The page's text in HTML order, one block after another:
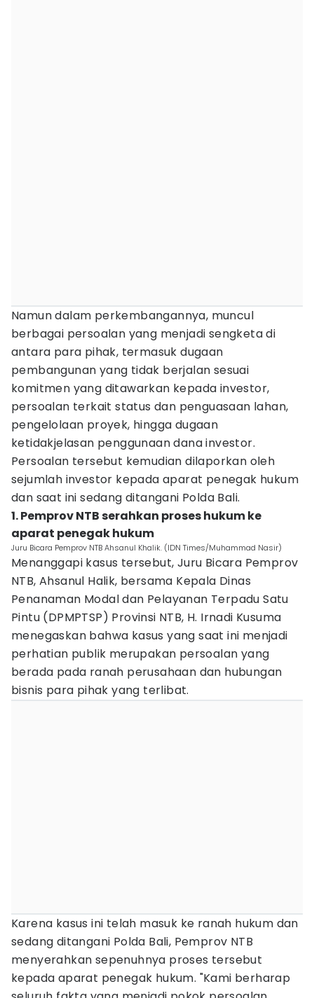
Namun dalam perkembangannya, muncul
berbagai persoalan yang menjadi sengketa di
antara para pihak, termasuk dugaan
pembangunan yang tidak berjalan sesuai
komitmen yang ditawarkan kepada investor,
persoalan terkait status dan penguasaan lahan,
pengelolaan proyek, hingga dugaan
ketidakjelasan penggunaan dana investor.
Persoalan tersebut kemudian dilaporkan oleh
sejumlah investor kepada aparat penegak hukum
dan saat ini sedang ditangani Polda Bali.
1. Pemprov NTB serahkan proses hukum ke
aparat penegak hukum
Juru Bicara Pemprov NTB Ahsanul Khalik. (IDN Times/Muhammad Nasir)
Menanggapi kasus tersebut, Juru Bicara Pemprov
NTB, Ahsanul Halik, bersama Kepala Dinas
Penanaman Modal dan Pelayanan Terpadu Satu
Pintu (DPMPTSP) Provinsi NTB, H. Irnadi Kusuma
menegaskan bahwa kasus yang saat ini menjadi
perhatian publik merupakan persoalan yang
berada pada ranah perusahaan dan hubungan
bisnis para pihak yang terlibat.
Karena kasus ini telah masuk ke ranah hukum dan
sedang ditangani Polda Bali, Pemprov NTB
menyerahkan sepenuhnya proses tersebut
kepada aparat penegak hukum. "Kami berharap